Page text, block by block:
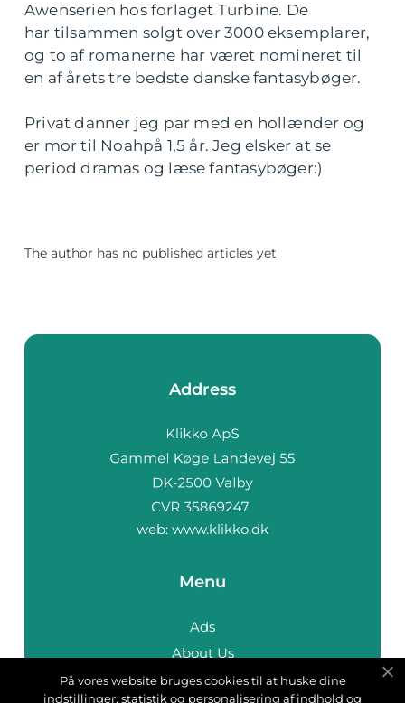
Awenserien hos forlaget Turbine. De
har tilsammen solgt over 3000 eksemplarer,
og to af romanerne har været nomineret til
en af årets tre bedste danske fantasybøger.
Privat danner jeg par med en hollænder og
er mor til Noahpå 1,5 år. Jeg elsker at se
period dramas og læse fantasybøger:)
The author has no published articles yet
Address
web: www.klikko.dk
Menu
Ads
About Us
Cookies
På vores website bruges cookies til at huske dine
indstillinger, statistik og personalisering af indhold og